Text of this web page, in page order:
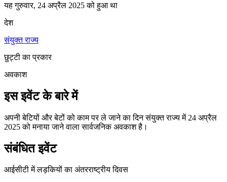
यह गुरुवार, 24 अप्रैल 2025 को हुआ था
देश
संयुक्त राज्य
छुट्टी का प्रकार
अवकाश
इस इवेंट के बारे में
अपनी बेटियों और बेटों को काम पर ले जाने का दिन संयुक्त राज्य में 24 अप्रैल
2025 को मनाया जाने वाला सार्वजनिक अवकाश है।
संबंधित इवेंट
आईसीटी में लड़कियों का अंतरराष्ट्रीय दिवस